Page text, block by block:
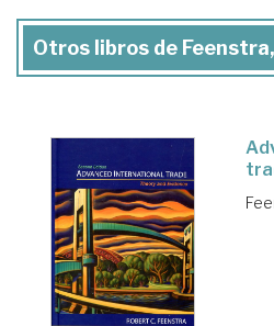
Otros libros de